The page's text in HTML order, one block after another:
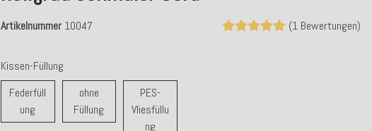
(1 Bewertungen)
Artikelnummer 10047
Kissen-Füllung
Federfüll
ung Federfüllung
ohne
Füllung ohne Füllung
PES-
Vliesfüllu
ngPES-Vliesfüllung